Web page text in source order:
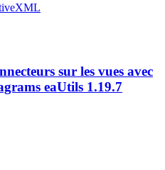
sur les vues avec
eaUtils 1.19.7